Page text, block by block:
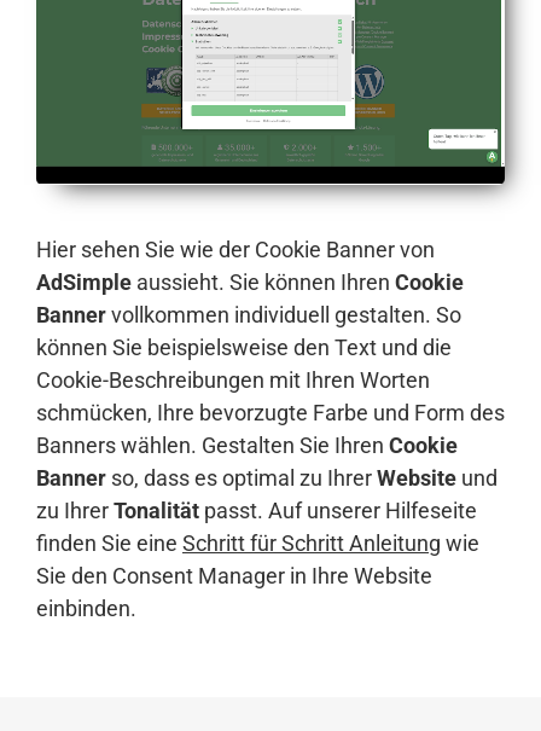
Hier sehen Sie wie der Cookie Banner von
AdSimple aussieht. Sie können Ihren Cookie
Bannervollkommen individuell gestalten. So
können Sie beispielsweise den Text und die
Cookie-Beschreibungen mit Ihren Worten
schmücken, Ihre bevorzugte Farbe und Form des
Banners wählen. Gestalten Sie Ihren Cookie
Banner so, dass es optimal zu IhrerWebsite und
zu IhrerTonalität passt. Auf unserer Hilfeseite
finden Sie eine Schritt für Schritt Anleitung wie
Sie den Consent Manager in Ihre Website
einbinden.